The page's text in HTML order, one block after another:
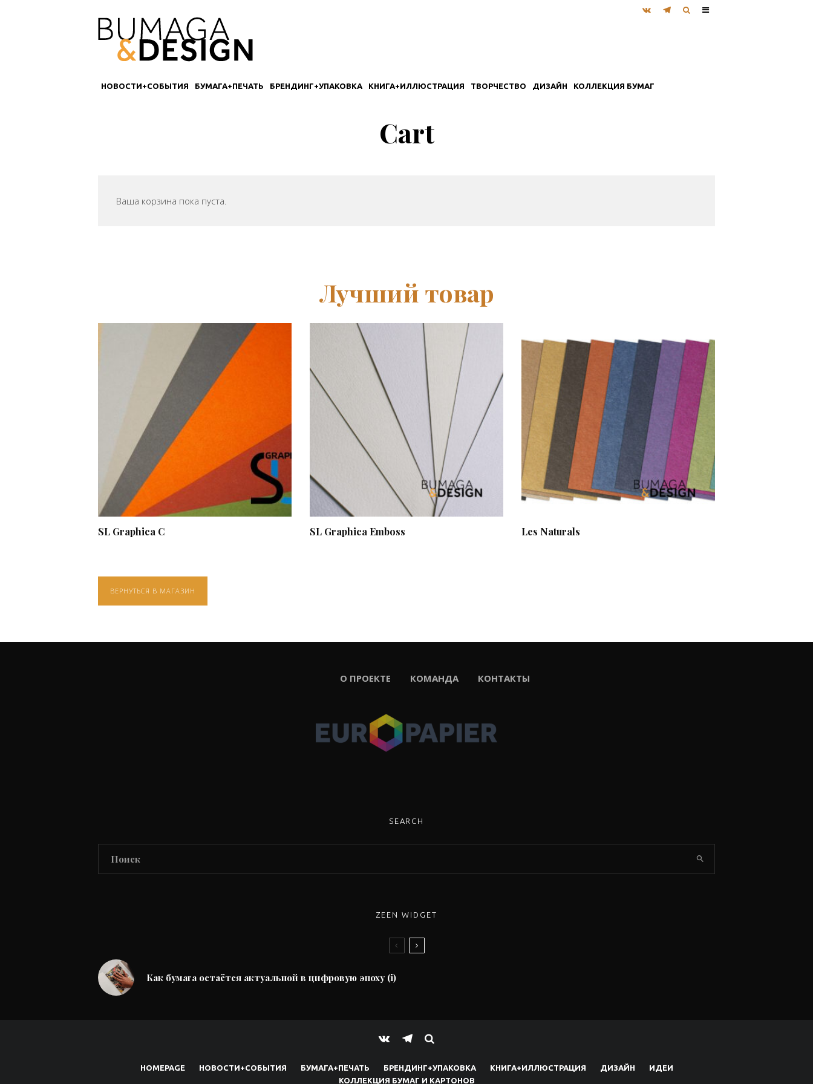
НОВОСТИ+СОБЫТИЯ БУМАГА+ПЕЧАТЬ БРЕНДИНГ+УПАКОВКА КНИГА+ИЛЛЮСТРАЦИЯ ТВОРЧЕСТВО ДИЗАЙН КОЛЛЕКЦИЯ БУМАГ
Cart
Ваша корзина пока пуста.
Лучший товар
SL Graphica C SL Graphica Emboss Les Naturals
ВЕРНУТЬСЯ В МАГАЗИН
О ПРОЕКТЕ КОМАНДА КОНТАКТЫ
SEARCH
ZEEN WIDGET
Как бумага остаётся актуальной в цифровую эпоху (i)
HOMEPAGE НОВОСТИ+СОБЫТИЯ БУМАГА+ПЕЧАТЬ БРЕНДИНГ+УПАКОВКА КНИГА+ИЛЛЮСТРАЦИЯ ДИЗАЙН
ИДЕИ
КОЛЛЕКЦИЯ БУМАГ И КАРТОНОВ